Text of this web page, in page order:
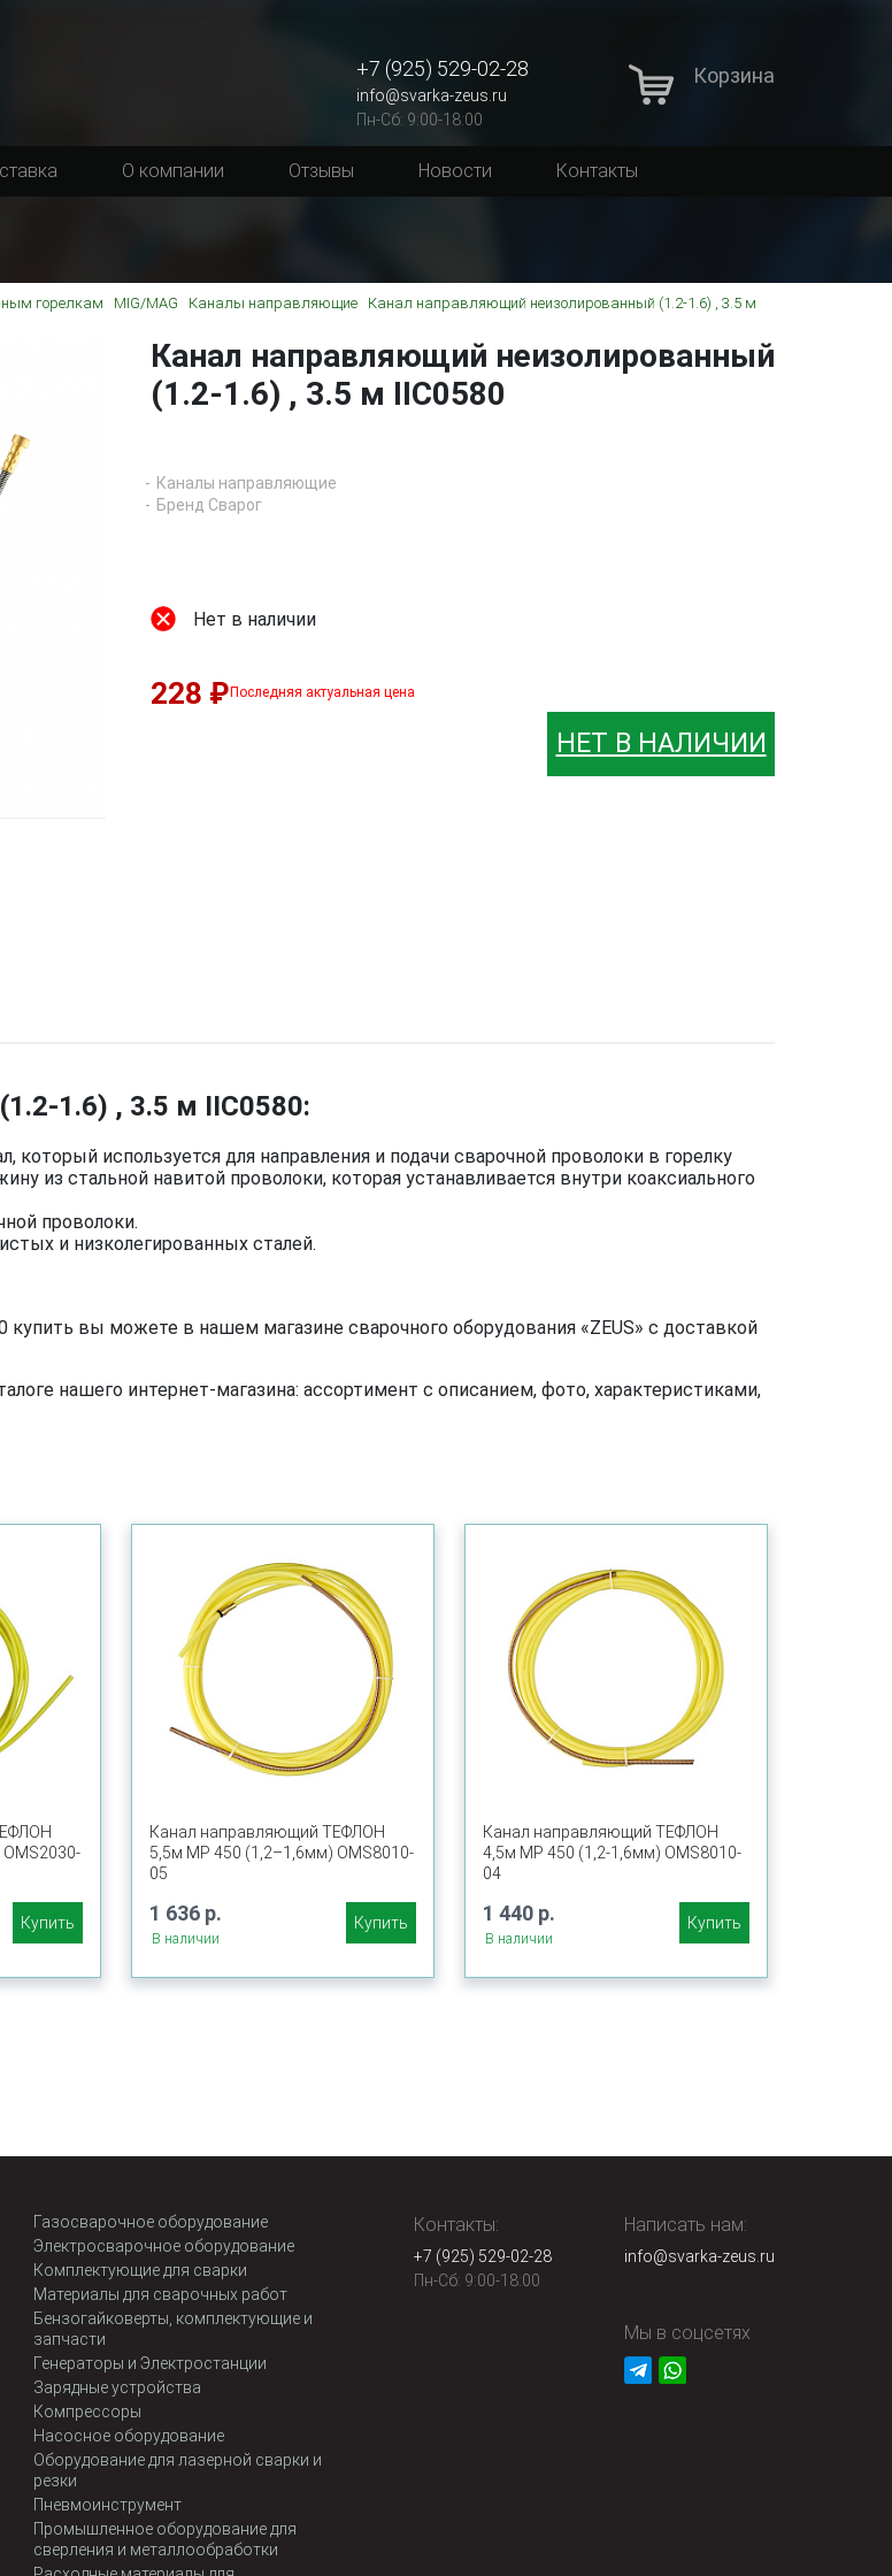
+7 (925) 529-02-28
info@svarka-zeus.ru
Пн-Сб: 9:00-18:00
Корзина
О компании Отзывы Новости Контакты
горелкам MIG/MAG Каналы направляющие
Канал направляющий неизолированный (1.2-1.6) , 3.5 м
Канал направляющий неизолированный
(1.2-1.6) , 3.5 м IIC0580
Каналы направляющие
Бренд Сварог
Нет в наличии
228 ₽ Последняя актуальная цена
НЕТ В НАЛИЧИИ
1.6) , 3.5 м IIC0580:
который используется для направления и подачи сварочной проволоки в горелку
из стальной навитой проволоки, которая устанавливается внутри коаксиального
проволоки.
и низколегированных сталей.
вы можете в нашем магазине сварочного оборудования «ZEUS» с доставкой
нашего интернет-магазина: ассортимент с описанием, фото, характеристиками,
Купить
Канал направляющий ТЕФЛОН
5,5м MP 450 (1,2–1,6мм) OMS8010-
05
1 636 р.
В наличии
Купить
Канал направляющий ТЕФЛОН
4,5м MP 450 (1,2-1,6мм) OMS8010-
04
1 440 р.
В наличии
Купить
Газосварочное оборудование
Электросварочное оборудование
Комплектующие для сварки
Материалы для сварочных работ
Бензогайковерты, комплектующие и
запчасти
Генераторы и Электростанции
Зарядные устройства
Компрессоры
Насосное оборудование
Оборудование для лазерной сварки и
резки
Пневмоинструмент
Промышленное оборудование для
сверления и металлообработки
Контакты:
+7 (925) 529-02-28
Пн-Сб: 9:00-18:00
Написать нам:
info@svarka-zeus.ru
Мы в соцсетях